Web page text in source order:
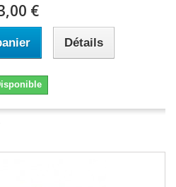
€
Détails